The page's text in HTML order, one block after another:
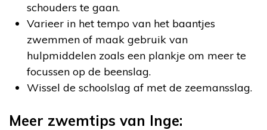
schouders te gaan.
Varieer in het tempo van het baantjes
zwemmen of maak gebruik van
hulpmiddelen zoals een plankje om meer te
focussen op de beenslag.
Wissel de schoolslag af met de zeemansslag.
Meer zwemtips van Inge: